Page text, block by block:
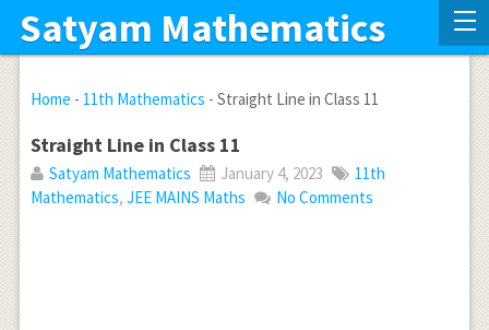
Satyam Mathematics
Home - 11th Mathematics - Straight Line in Class 11
Straight Line in Class 11
Satyam Mathematics January 4, 2023
11th
Mathematics, JEE MAINS Maths No Comments